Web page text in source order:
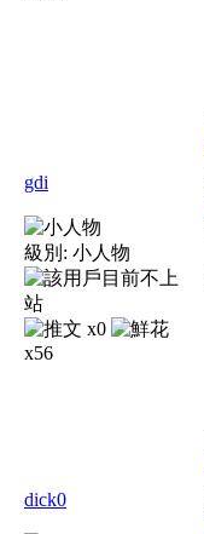
gdi
級別: 小人物
x0
x56
dick0